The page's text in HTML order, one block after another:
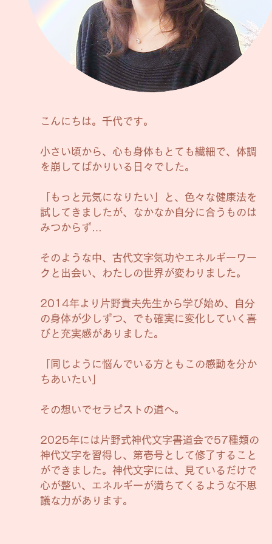
こんにちは。千代です。
小さい頃から、心も身体もとても繊細で、体調
を崩してばかりいる日々でした。
「もっと元気になりたい」と、色々な健康法を
試してきましたが、なかなか自分に合うものは
みつからず…
そのような中、古代文字気功やエネルギーワー
クと出会い、わたしの世界が変わりました。
2014年より片野貴夫先生から学び始め、自分
の身体が少しずつ、でも確実に変化していく喜
びと充実感がありました。
「同じように悩んでいる方ともこの感動を分か
ちあいたい」
その想いでセラピストの道へ。
2025年には片野式神代文字書道会で57種類の
神代文字を習得し、第壱号として修了すること
ができました。神代文字には、見ているだけで
心が整い、エネルギーが満ちてくるような不思
議な力があります。